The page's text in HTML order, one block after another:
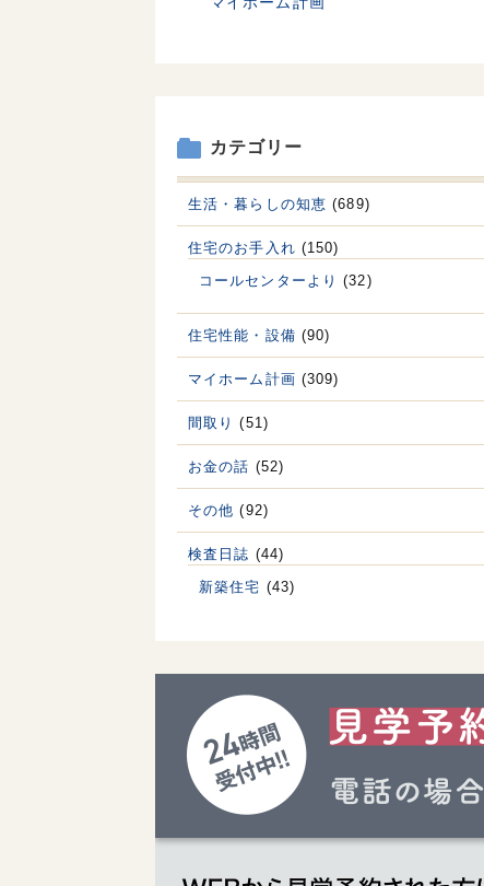
カテゴリー
生活・暮らしの知恵 (689)
住宅のお手入れ (150)
コールセンターより (32)
住宅性能・設備 (90)
マイホーム計画 (309)
間取り (51)
お金の話 (52)
その他 (92)
検査日誌 (44)
新築住宅 (43)